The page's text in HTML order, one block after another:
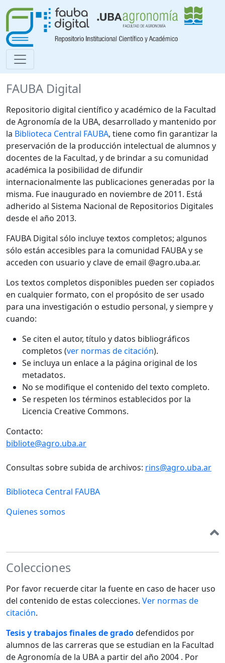
FAUBA Digital
Repositorio digital científico y académico de la Facultad
de Agronomía de la UBA, desarrollado y mantenido por
la Biblioteca Central FAUBA, tiene como fin garantizar la
preservación de la producción intelectual de alumnos y
docentes de la Facultad, y de brindar a su comunidad
académica la posibilidad de difundir
internacionalmente las publicaciones generadas por la
misma. Fue inaugurado en noviembre de 2011. Está
adherido al Sistema Nacional de Repositorios Digitales
desde el año 2013.
FAUBA Digital sólo incluye textos completos; algunos
sólo están accesibles para la comunidad FAUBA y se
acceden con usuario y clave de email @agro.uba.ar.
Los textos completos disponibles pueden ser copiados
en cualquier formato, con el propósito de ser usado
para una investigación o estudio personal, y siempre y
cuando:
Se citen el autor, título y datos bibliográficos
completos (ver normas de citación).
Se incluya un enlace a la página original de los
metadatos.
No se modifique el contenido del texto completo.
Se respeten los términos establecidos por la
Licencia Creative Commons.
Contacto:
bibliote@agro.uba.ar
Consultas sobre subida de archivos: rins@agro.uba.ar
Biblioteca Central FAUBA
Quienes somos
Colecciones
Por favor recuerde citar la fuente en caso de hacer uso
del contenido de estas colecciones. Ver normas de
citación.
Tesis y trabajos finales de gradodefendidos por
alumnos de las carreras que se estudian en la Facultad
de Agronomía de la UBA a partir del año 2004 . Por